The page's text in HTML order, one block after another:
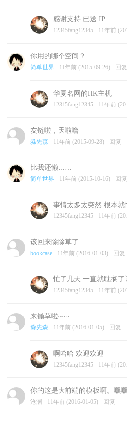
感谢支持 已送 IP
12345fang12345 11年前
你用的哪个空间？
简单世界 11年前 (2015-09-26) 回复
华夏名网的HK主机
12345fang12345 11年前
友链啦，天啦噜
淼先森 11年前 (2015-09-28) 回复
比我还懒……
简单世界 11年前 (2015-10-16) 回复
事情太多太突然 根本就
12345fang12345 11年前
该回来除除草了
bookcase 11年前 (2016-01-03) 回复
忙了几天 一直就耽搁了
12345fang12345 11年前
来锄草啦~~~
淼先森 11年前 (2016-01-05) 回复
啊哈哈 欢迎欢迎
12345fang12345 11年前
你的这是大前端的模板啊。嘿嘿
沧澜 11年前 (2016-01-05) 回复